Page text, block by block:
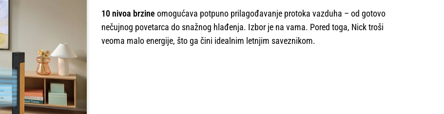
10 nivoa brzine omogućava potpuno prilagođavanje protoka vazduha – od gotovo
nečujnog povetarca do snažnog hlađenja. Izbor je na vama. Pored toga, Nick troši
veoma malo energije, što ga čini idealnim letnjim saveznikom.